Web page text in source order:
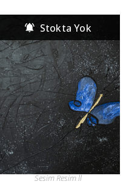
Stokta Yok
Sesim Resim ll